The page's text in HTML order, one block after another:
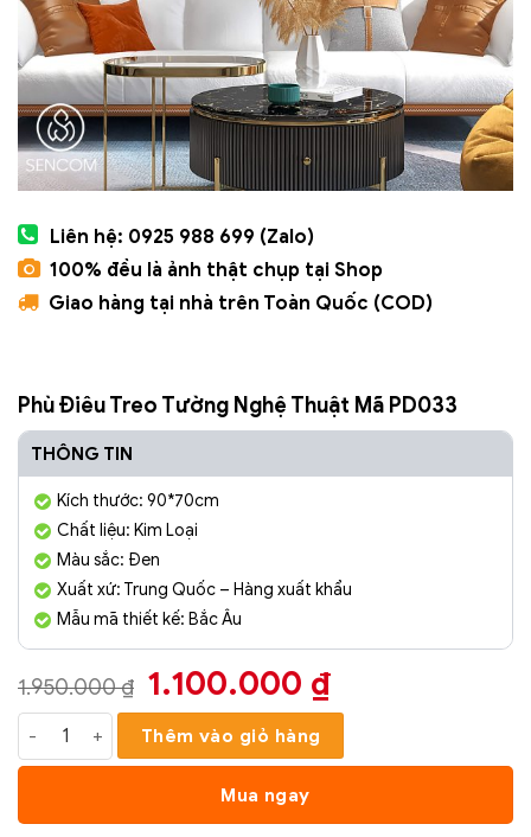
Liên hệ: 0925 988 699 (Zalo)
100% đều là ảnh thật chụp tại Shop
Giao hàng tại nhà trên Toàn Quốc (COD)
Phù Điêu Treo Tường Nghệ Thuật Mã PD033
THÔNG TIN
Kích thước: 90*70cm
Chất liệu: Kim Loại
Màu sắc: Đen
Xuất xứ: Trung Quốc – Hàng xuất khẩu
Mẫu mã thiết kế: Bắc Âu
1.950.000₫ Giá
gốc
là:
1.950.000 ₫.
1.100.000 ₫Giá
hiện
tại
1.100.000 ₫.
Phù Điêu Treo Tường Nghệ Thuật Mã PD033 số lượng
Thêm vào giỏ hàng
Mua ngay